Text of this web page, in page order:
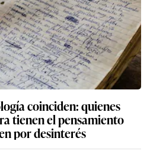
coinciden: quienes
tienen el pensamiento
por desinterés